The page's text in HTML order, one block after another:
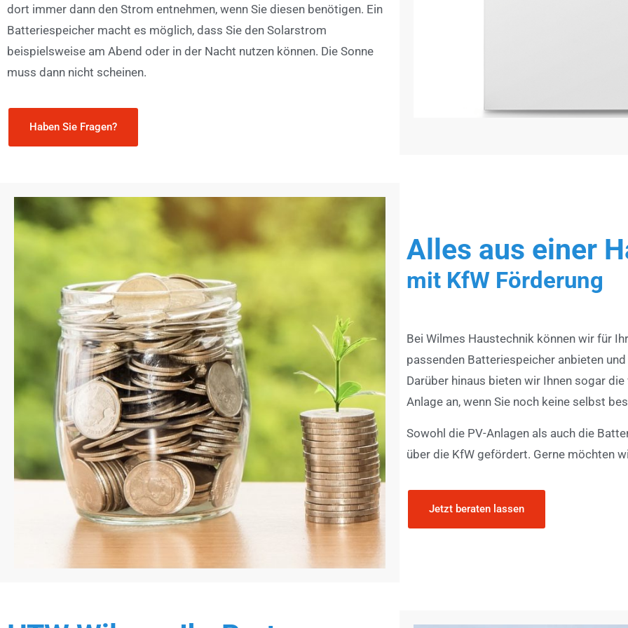
dort immer dann den Strom entnehmen, wenn Sie diesen benötigen. Ein
Batteriespeicher macht es möglich, dass Sie den Solarstrom
beispielsweise am Abend oder in der Nacht nutzen können. Die Sonne
muss dann nicht scheinen.
Haben Sie Fragen?
Alles aus einer
mit KfW Förderung
Bei Wilmes Haustechnik können wir für
passenden Batteriespeicher anbieten
Darüber hinaus bieten wir Ihnen sogar
Anlage an, wenn Sie noch keine selbst
Sowohl die PV-Anlagen als auch die
über die KfW gefördert. Gerne möchten
Jetzt beraten lassen